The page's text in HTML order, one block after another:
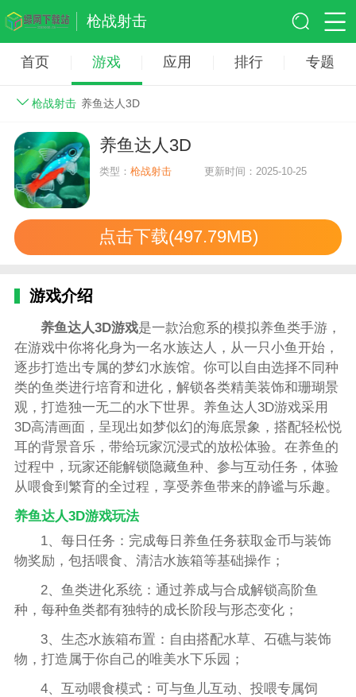
枪战射击
首页 游戏 应用 排行 专题
枪战射击 养鱼达人3D
养鱼达人3D
类型：枪战射击 更新时间：2025-10-25
点击下载(497.79MB)
游戏介绍
养鱼达人3D游戏是一款治愈系的模拟养鱼类手游，
在游戏中你将化身为一名水族达人，从一只小鱼开始，
逐步打造出专属的梦幻水族馆。你可以自由选择不同种
类的鱼类进行培育和进化，解锁各类精美装饰和珊瑚景
观，打造独一无二的水下世界。养鱼达人3D游戏采用
3D高清画面，呈现出如梦似幻的海底景象，搭配轻松悦
耳的背景音乐，带给玩家沉浸式的放松体验。在养鱼的
过程中，玩家还能解锁隐藏鱼种、参与互动任务，体验
从喂食到繁育的全过程，享受养鱼带来的静谧与乐趣。
养鱼达人3D游戏玩法
1、每日任务：完成每日养鱼任务获取金币与装饰
物奖励，包括喂食、清洁水族箱等基础操作；
2、鱼类进化系统：通过养成与合成解锁高阶鱼
种，每种鱼类都有独特的成长阶段与形态变化；
3、生态水族箱布置：自由搭配水草、石礁与装饰
物，打造属于你自己的唯美水下乐园；
4、互动喂食模式：可与鱼儿互动、投喂专属饲